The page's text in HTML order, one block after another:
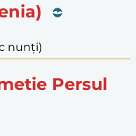
nunți)
Persul